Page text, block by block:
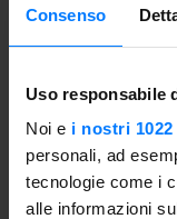
Consenso
Uso responsabile
Noi e i nostri
personali, ad
tecnologie come i
alle informazioni
- Stainless steel
mm x 20 mm
- Stainless steel
mm x 40 mm